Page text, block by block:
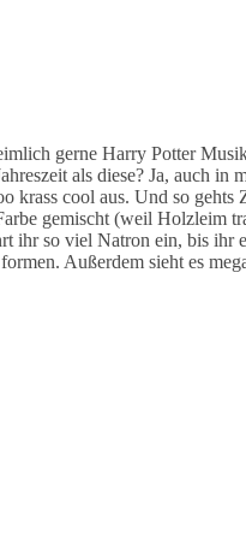
gerne Harry Potter
als diese? Ja, auch in
krass cool aus. Und so gehts
gemischt (weil Holzleim
ihr so viel Natron ein, bis ihr
Außerdem sieht es